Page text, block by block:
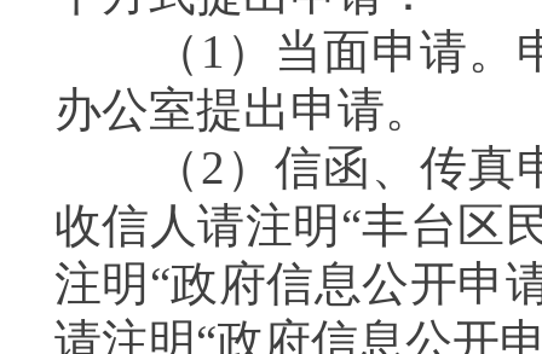
（1）当面申请。申
办公室提出申请。
（2）信函、传真申
收信人请注明“丰台区
注明“政府信息公开申
请注明“政府信息公开